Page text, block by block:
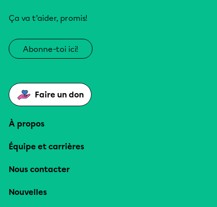
Ça va t’aider, promis!
Abonne-toi ici!
Faire un don
À propos
Équipe et carrières
Nous contacter
Nouvelles